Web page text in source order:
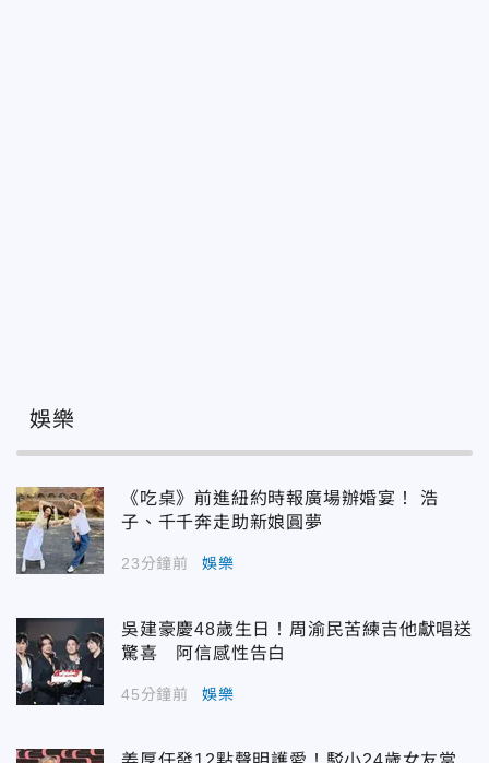
娛樂
《吃桌》前進紐約時報廣場辦婚宴！ 浩
子、千千奔走助新娘圓夢
23分鐘前 娛樂
吳建豪慶48歲生日！周渝民苦練吉他獻唱送
驚喜 阿信感性告白
45分鐘前 娛樂